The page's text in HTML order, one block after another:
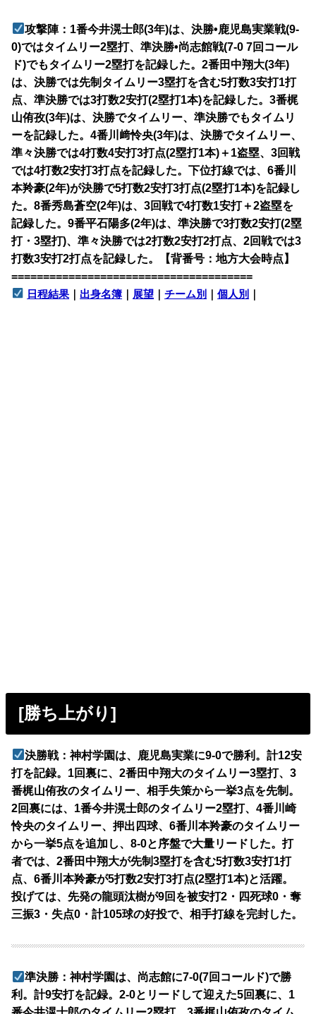
攻撃陣：1番今井滉士郎(3年)は、決勝•鹿児島実業戦(9-
0)ではタイムリー2塁打、準決勝•尚志館戦(7-0 7回コール
ド)でもタイムリー2塁打を記録した。2番田中翔大(3年)
は、決勝では先制タイムリー3塁打を含む5打数3安打1打
点、準決勝では3打数2安打(2塁打1本)を記録した。3番梶
山侑孜(3年)は、決勝でタイムリー、準決勝でもタイムリ
ーを記録した。4番川﨑怜央(3年)は、決勝でタイムリー、
準々決勝では4打数4安打3打点(2塁打1本)＋1盗塁、3回戦
では4打数2安打3打点を記録した。下位打線では、6番川
本羚豪(2年)が決勝で5打数2安打3打点(2塁打1本)を記録し
た。8番秀島蒼空(2年)は、3回戦で4打数1安打＋2盗塁を
記録した。9番平石陽多(2年)は、準決勝で3打数2安打(2塁
打・3塁打)、準々決勝では2打数2安打2打点、2回戦では3
打数3安打2打点を記録した。【背番号：地方大会時点】
======================================
日程結果 ｜ 出身名簿 ｜ 展望 ｜チーム別 ｜個人別 ｜
[勝ち上がり]
決勝戦：神村学園は、鹿児島実業に9-0で勝利。計12安
打を記録。1回裏に、2番田中翔大のタイムリー3塁打、3
番梶山侑孜のタイムリー、相手失策から一挙3点を先制。
2回裏には、1番今井滉士郎のタイムリー2塁打、4番川崎
怜央のタイムリー、押出四球、6番川本羚豪のタイムリー
から一挙5点を追加し、8-0と序盤で大量リードした。打
者では、2番田中翔大が先制3塁打を含む5打数3安打1打
点、6番川本羚豪が5打数2安打3打点(2塁打1本)と活躍。
投げては、先発の龍頭汰樹が9回を被安打2・四死球0・奪
三振3・失点0・計105球の好投で、相手打線を完封した。
準決勝：神村学園は、尚志館に7-0(7回コールド)で勝
利。計9安打を記録。2-0とリードして迎えた5回裏に、1